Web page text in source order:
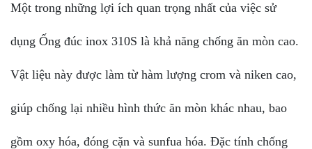
Một trong những lợi ích quan trọng nhất của việc sử
dụng Ống đúc inox 310S là khả năng chống ăn mòn cao.
Vật liệu này được làm từ hàm lượng crom và niken cao,
giúp chống lại nhiều hình thức ăn mòn khác nhau, bao
gồm oxy hóa, đóng cặn và sunfua hóa. Đặc tính chống